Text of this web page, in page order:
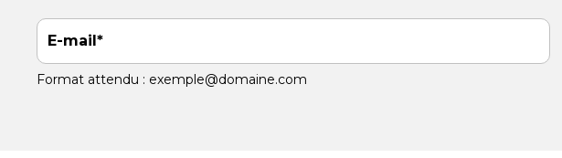
E-mail
Format attendu : exemple@domaine.com